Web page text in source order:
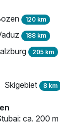
120 km
188 km
205 km
Skigebiet 8 km
ca. 200